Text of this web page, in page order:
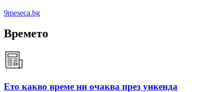
9meseca.bg
Времето
Ето какво време ни очаква през уикенда